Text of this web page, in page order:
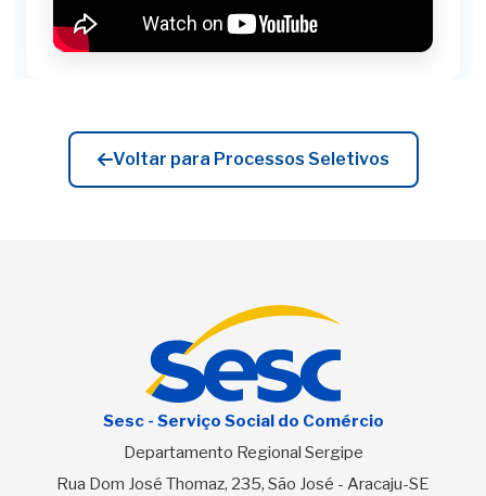
Voltar para Processos Seletivos
Sesc - Serviço Social do Comércio
Departamento Regional Sergipe
Rua Dom José Thomaz, 235, São José - Aracaju-SE